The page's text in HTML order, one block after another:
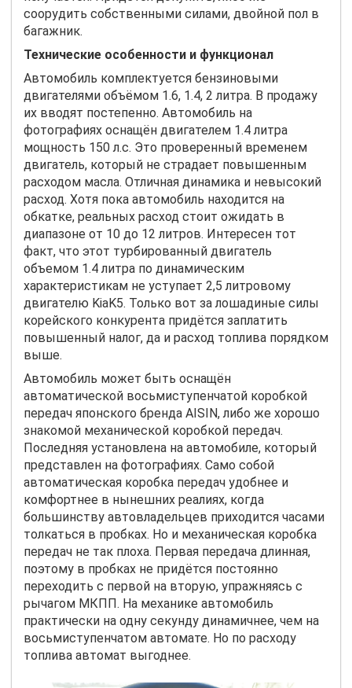
соорудить собственными силами, двойной пол в
багажник.
Технические особенности и функционал
Автомобиль комплектуется бензиновыми
двигателями объёмом 1.6, 1.4, 2 литра. В продажу
их вводят постепенно. Автомобиль на
фотографиях оснащён двигателем 1.4 литра
мощность 150 л.с. Это проверенный временем
двигатель, который не страдает повышенным
расходом масла. Отличная динамика и невысокий
расход. Хотя пока автомобиль находится на
обкатке, реальных расход стоит ожидать в
диапазоне от 10 до 12 литров. Интересен тот
факт, что этот турбированный двигатель
объемом 1.4 литра по динамическим
характеристикам не уступает 2,5 литровому
двигателю KiaK5. Только вот за лошадиные силы
корейского конкурента придётся заплатить
повышенный налог, да и расход топлива порядком
выше.
Автомобиль может быть оснащён
автоматической восьмиступенчатой коробкой
передач японского бренда AISIN, либо же хорошо
знакомой механической коробкой передач.
Последняя установлена на автомобиле, который
представлен на фотографиях. Само собой
автоматическая коробка передач удобнее и
комфортнее в нынешних реалиях, когда
большинству автовладельцев приходится часами
толкаться в пробках. Но и механическая коробка
передач не так плоха. Первая передача длинная,
поэтому в пробках не придётся постоянно
переходить с первой на вторую, упражняясь с
рычагом МКПП. На механике автомобиль
практически на одну секунду динамичнее, чем на
восьмиступенчатом автомате. Но по расходу
топлива автомат выгоднее.